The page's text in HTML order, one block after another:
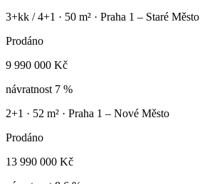
3+kk / 4+1 · 50 m² · Praha 1 – Staré Město
Prodáno
9 990 000 Kč
návratnost 7 %
2+1 · 52 m² · Praha 1 – Nové Město
Prodáno
13 990 000 Kč